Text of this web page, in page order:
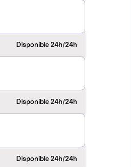
Disponible 24h/24h
Disponible 24h/24h
Disponible 24h/24h